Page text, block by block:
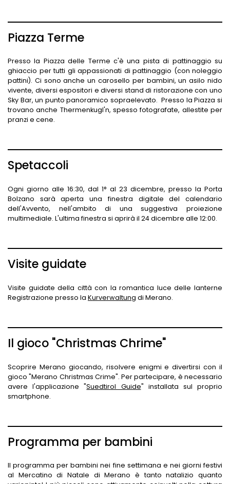
Piazza Terme
Presso la Piazza delle Terme c'è una pista di pattinaggio su
ghiaccio per tutti gli appassionati di pattinaggio (con noleggio
pattini). Ci sono anche un carosello per bambini, un asilo nido
vivente, diversi espositori e diversi stand di ristorazione con uno
Sky Bar, un punto panoramico sopraelevato. Presso la Piazza si
trovano anche Thermenkugl'n, spesso fotografate, allestite per
pranzi e cene.
Spetaccoli
Ogni giorno alle 16:30, dal 1° al 23 dicembre, presso la Porta
Bolzano sarà aperta una finestra digitale del calendario
dell'Avvento, nell'ambito di una suggestiva proiezione
multimediale. L'ultima finestra si aprirà il 24 dicembre alle 12:00.
Visite guidate
Visite guidate della città con la romantica luce delle lanterne
Registrazione presso la Kurverwaltung di Merano.
Il gioco "Christmas Chrime"
Scoprire Merano giocando, risolvere enigmi e divertirsi con il
gioco "Merano Christmas Crime". Per partecipare, è necessario
avere l'applicazione "Suedtirol Guide" installata sul proprio
smartphone.
Programma per bambini
Il programma per bambini nei fine settimana e nei giorni festivi
al Mercatino di Natale di Merano è tanto natalizio quanto